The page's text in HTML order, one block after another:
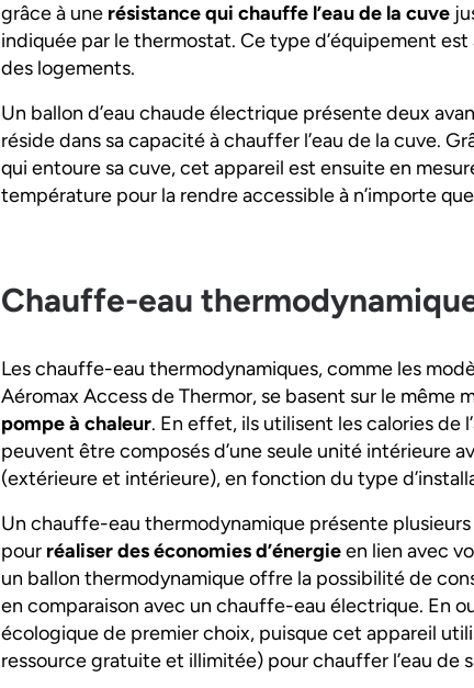
grâce à une résistance qui chauffe l’eau de la cuve
indiquée par le thermostat. Ce type d’équipement
des logements.
Un ballon d’eau chaude électrique présente deux
réside dans sa capacité à chauffer l’eau de la cuve.
qui entoure sa cuve, cet appareil est ensuite en
température pour la rendre accessible à n’importe
Chauffe-eau
Les chauffe-eau thermodynamiques, comme les
Aéromax Access de Thermor, se basent sur le même
pompe à chaleur. En effet, ils utilisent les calories de
peuvent être composés d’une seule unité intérieure
(extérieure et intérieure), en fonction du type
Un chauffe-eau thermodynamique présente plusieurs
pour réaliser des économies d’énergieen lien avec
un ballon thermodynamique offre la possibilité de
en comparaison avec un chauffe-eau électrique. En
écologique de premier choix, puisque cet appareil
ressource gratuite et illimitée) pour chauffer l’eau de